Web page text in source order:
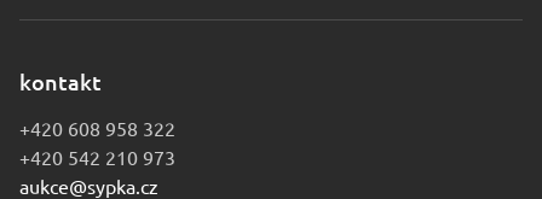
kontakt
+420 608 958 322
+420 542 210 973
aukce@sypka.cz